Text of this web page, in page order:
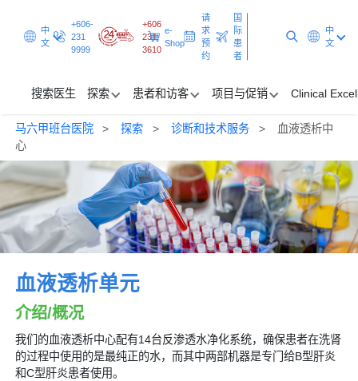
中
文
+606-
231
9999
+606
231
3610
e-
Shop
请
求
预
约
国
际
患
者
中
文
搜索医生 探索 患者和访客 项目与促销 Clinical
搜索医生
患者和访客
项目与促销
Clinical Excellence
请求预约 国际患者
马六甲班台医院 探索 诊断和技术服务
血液透析中
心
血液透析单元
介绍/概况
我们的血液透析中心配有14台反渗透水净化系统，确保患者在洗肾
的过程中使用的是最纯正的水，而其中两部机器是专门给B型肝炎
和C型肝炎患者使用。